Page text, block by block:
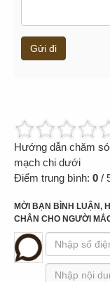
Gửi đi
Hướng dẫn chăm
mạch chi dưới
Điểm trung bình: 0 /
MỜI BẠN BÌNH LUẬN,
CHÂN CHO NGƯỜI